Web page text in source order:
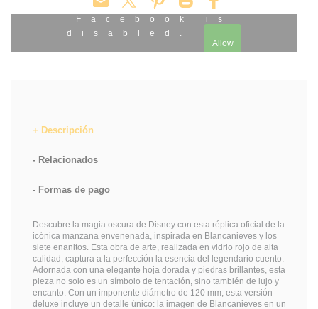
Facebook is
disabled.
Allow
Descripción
Relacionados
Formas de pago
Descubre la magia oscura de Disney con esta réplica oficial de la
icónica manzana envenenada, inspirada en Blancanieves y los
siete enanitos. Esta obra de arte, realizada en vidrio rojo de alta
calidad, captura a la perfección la esencia del legendario cuento.
Adornada con una elegante hoja dorada y piedras brillantes, esta
pieza no solo es un símbolo de tentación, sino también de lujo y
encanto. Con un imponente diámetro de 120 mm, esta versión
deluxe incluye un detalle único: la imagen de Blancanieves en un